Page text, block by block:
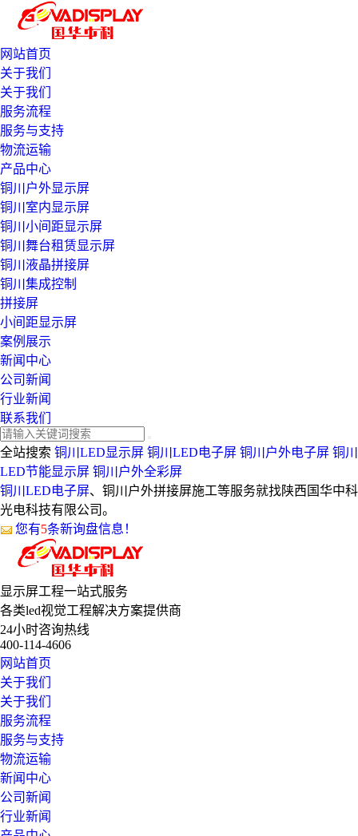
网站首页
关于我们
关于我们
服务流程
服务与支持
物流运输
产品中心
铜川户外显示屏
铜川室内显示屏
铜川小间距显示屏
铜川舞台租赁显示屏
铜川液晶拼接屏
铜川集成控制
拼接屏
小间距显示屏
案例展示
新闻中心
公司新闻
行业新闻
联系我们
全站搜索 铜川LED显示屏 铜川LED电子屏 铜川户外电子屏 铜川
LED节能显示屏 铜川户外全彩屏
铜川LED电子屏、铜川户外拼接屏施工等服务就找陕西国华中科
光电科技有限公司。
您有5条新询盘信息！
显示屏工程一站式服务
各类led视觉工程解决方案提供商
24小时咨询热线
400-114-4606
网站首页
关于我们
关于我们
服务流程
服务与支持
物流运输
新闻中心
公司新闻
行业新闻